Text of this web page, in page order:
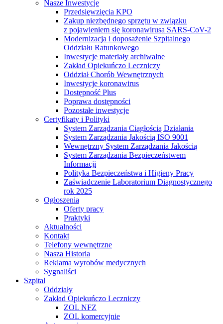
Nasze Inwestycje
Przedsięwzięcia KPO
Zakup niezbędnego sprzętu w związku
z pojawieniem się koronawirusa SARS-CoV-2
Modernizacja i doposażenie Szpitalnego
Oddziału Ratunkowego
Inwestycje materiały archiwalne
Zakład Opiekuńczo Leczniczy
Oddział Chorób Wewnętrznych
Inwestycje koronawirus
Dostępność Plus
Poprawa dostępności
Pozostałe inwestycje
Certyfikaty i Polityki
System Zarządzania Ciągłością Działania
System Zarządzania Jakością ISO 9001
Wewnętrzny System Zarządzania Jakością
System Zarządzania Bezpieczeństwem
Informacji
Polityka Bezpieczeństwa i Higieny Pracy
Zaświadczenie Laboratorium Diagnostycznego
rok 2025
Ogłoszenia
Oferty pracy
Praktyki
Aktualności
Kontakt
Telefony wewnętrzne
Nasza Historia
Reklama wyrobów medycznych
Sygnaliści
Szpital
Oddziały
Zakład Opiekuńczo Leczniczy
ZOL NFZ
ZOL komercyjnie